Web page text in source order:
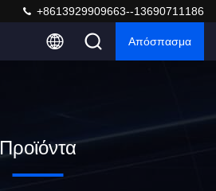
+8613929909663--13690711186
Απόσπασμα
Προϊόντα